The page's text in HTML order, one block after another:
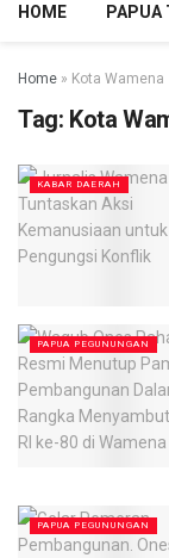
HOME PAPUA
Home » Kota Wamena
Tag: Kota
KABAR DAERAH
PAPUA PEGUNUNGAN
PAPUA PEGUNUNGAN